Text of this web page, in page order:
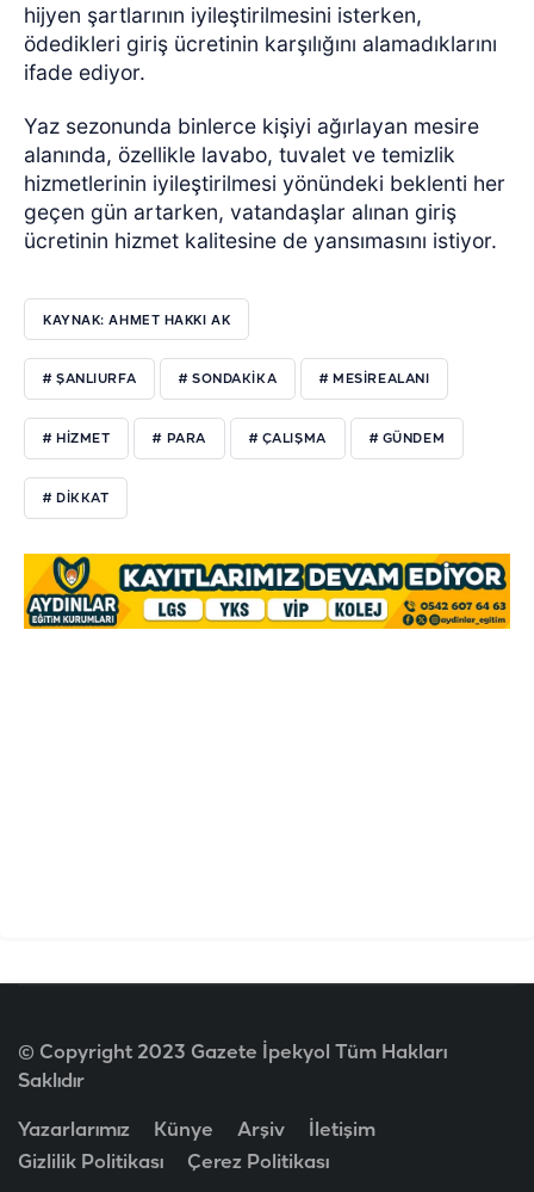
hijyen şartlarının iyileştirilmesini isterken,
ödedikleri giriş ücretinin karşılığını alamadıklarını
ifade ediyor.
Yaz sezonunda binlerce kişiyi ağırlayan mesire
alanında, özellikle lavabo, tuvalet ve temizlik
hizmetlerinin iyileştirilmesi yönündeki beklenti her
geçen gün artarken, vatandaşlar alınan giriş
ücretinin hizmet kalitesine de yansımasını istiyor.
KAYNAK: AHMET HAKKI AK
# ŞANLIURFA # SONDAKIKA # MESIREALANI
# HIZMET # PARA # ÇALIŞMA # GÜNDEM
# DIKKAT
© Copyright 2023 Gazete İpekyol Tüm Hakları
Saklıdır
Yazarlarımız Künye Arşiv
İletişim
Gizlilik Politikası
Çerez Politikası